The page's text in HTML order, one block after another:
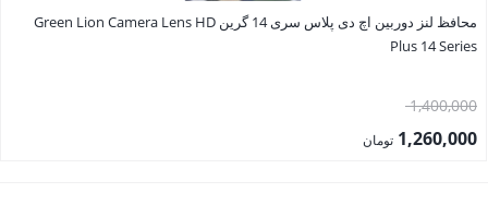
محافظ لنز دوربین اچ دی پلاس سری 14 گرین Green Lion Camera Lens HD
Plus 14 Series
1,400,000قیمت
اصلی:1,260,000 تومان